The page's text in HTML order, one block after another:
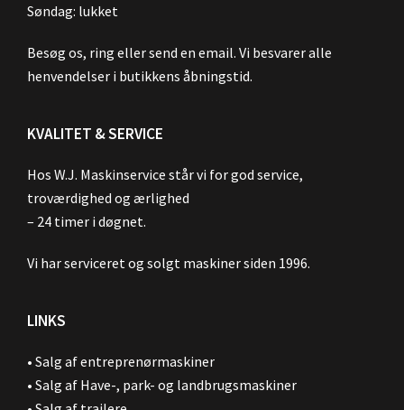
Søndag: lukket
Besøg os, ring eller send en email. Vi besvarer alle
henvendelser i butikkens åbningstid.
KVALITET & SERVICE
Hos W.J. Maskinservice står vi for god service,
troværdighed og ærlighed
– 24 timer i døgnet.
Vi har serviceret og solgt maskiner siden 1996.
LINKS
• Salg af entreprenørmaskiner
• Salg af Have-, park- og landbrugsmaskiner